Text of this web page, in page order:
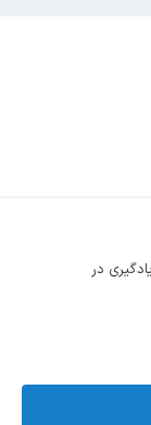
در